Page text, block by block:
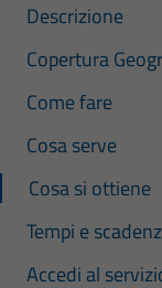
Descrizione
Copertura
Come fare
Cosa serve
Cosa si ottiene
Tempi e
Accedi al